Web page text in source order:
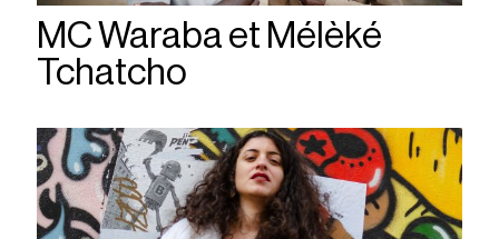
MC Waraba et Mélèké
Tchatcho